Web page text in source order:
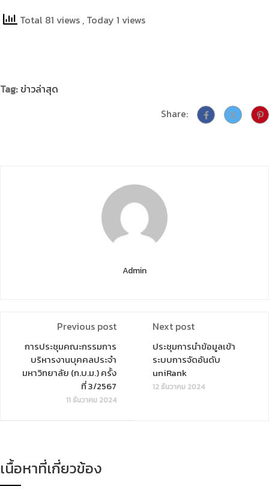
Total 81 views , Today 1 views
Tag: ข่าวล่าสุด
Share:
Admin
Previous post
การประชุมคณะกรรมการ
บริหารงานบุคคลประจำ
มหาวิทยาลัย (ก.บ.ม.) ครั้ง
ที่ 3/2567
11 ธันวาคม 2024
Next post
ประชุมการนำข้อมูลเข้า
ระบบการจัดอันดับ
uniRank
12 ธันวาคม 2024
เนื้อหาที่เกี่ยวข้อง